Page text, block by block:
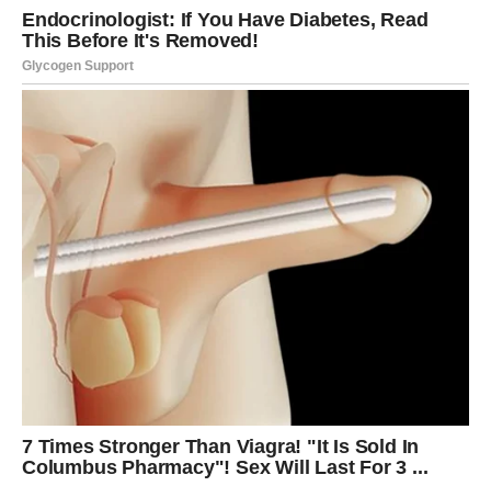
Strelac danas prekida stagnaciju. Sudbina ti poručuje:
nije važno koliko brzo ideš, već u kom pravcu.
JARAC – KARTA: NADA
Ovo je vrlo snažna i nežna karta. Nada dolazi kada je
čovek na ivici odustajanja. Jarčevi su dugo nosili teret, ali
danas se pojavljuje
svetlo– znak, osoba ili misao koja
vraća veru. Karmički, Jarac danas dobija nagradu za
istrajnost. Ne moraš sve sam. Pomoć dolazi onda kada je
prihvatiš bez osećaja slabosti.
VODOLIJA – KARTA: PROMENA